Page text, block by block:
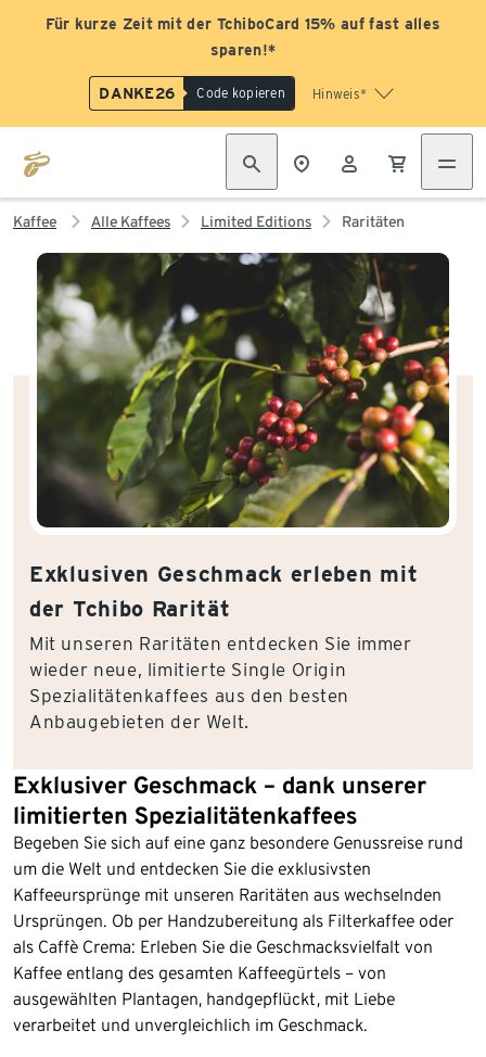
Für kurze Zeit mit der TchiboCard 15% auf fast alles
sparen!*
DANKE26 Code kopieren Hinweis*
Kaffee Alle Kaffees Limited Editions Raritäten
Exklusiven Geschmack erleben mit
der Tchibo Rarität
Mit unseren Raritäten entdecken Sie immer
wieder neue, limitierte Single Origin
Spezialitätenkaffees aus den besten
Anbaugebieten der Welt.
Exklusiver Geschmack – dank unserer
limitierten Spezialitätenkaffees
Begeben Sie sich auf eine ganz besondere Genussreise rund
um die Welt und entdecken Sie die exklusivsten
Kaffeeursprünge mit unseren Raritäten aus wechselnden
Ursprüngen. Ob per Handzubereitung als Filterkaffee oder
als Caffè Crema: Erleben Sie die Geschmacksvielfalt von
Kaffee entlang des gesamten Kaffeegürtels – von
ausgewählten Plantagen, handgepflückt, mit Liebe
verarbeitet und unvergleichlich im Geschmack.